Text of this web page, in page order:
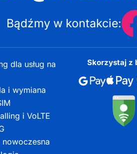
Bądźmy w kontakcie:
dla usług na
i wymiana
i VoLTE
nowoczesna
Skorzystaj z